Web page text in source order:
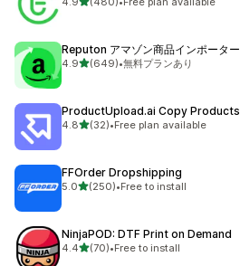
合計レビュー数：480件
Reputon アマゾン商品インポーター
4.95つ星中
(649)
合計レビュー数：649件
•無料プランあり
ProductUpload.ai Copy Products
4.85つ星中
(32)
合計レビュー数：32件
•Free plan available
FFOrder Dropshipping
5.05つ星中
(250)
合計レビュー数：250件
•Free to install
NinjaPOD: DTF Print on Demand
4.45つ星中
(70)
合計レビュー数：70件
•Free to install